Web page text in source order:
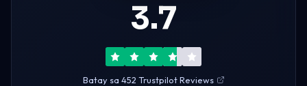
3.7
Batay sa 452 Trustpilot Reviews